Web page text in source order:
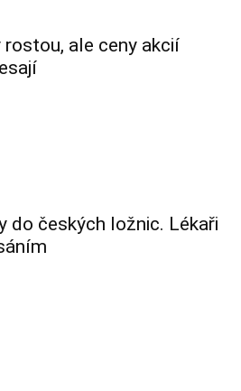
rostou, ale ceny akcií
do českých ložnic. Lékaři